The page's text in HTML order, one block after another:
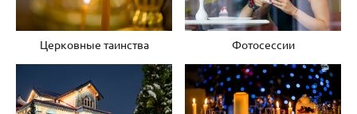
Церковные таинства Фотосессии